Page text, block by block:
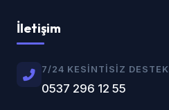
İletişim
7/24 KESINTISIZ DESTEK
0537 296 12 55